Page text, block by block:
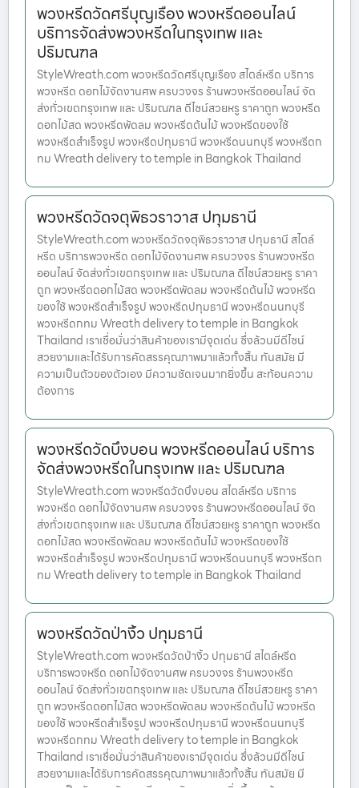
พวงหรีดวัดศรีบุญเรือง พวงหรีดออนไลน์
บริการจัดส่งพวงหรีดในกรุงเทพ และ
ปริมณฑล
StyleWreath.com พวงหรีดวัดศรีบุญเรือง สไตล์หรีด บริการ
พวงหรีด ดอกไม้จัดงานศพ ครบวงจร ร้านพวงหรีดออนไลน์ จัด
ส่งทั่วเขตกรุงเทพ และ ปริมณฑล ดีไซน์สวยหรู ราคาถูก พวงหรีด
ดอกไม้สด พวงหรีดพัดลม พวงหรีดต้นไม้ พวงหรีดของใช้
พวงหรีดสำเร็จรูป พวงหรีดปทุมธานี พวงหรีดนนทบุรี พวงหรีดก
ทม Wreath delivery to temple in Bangkok Thailand
พวงหรีดวัดจตุพิธวราวาส ปทุมธานี
StyleWreath.com พวงหรีดวัดจตุพิธวราวาส ปทุมธานี สไตล์
หรีด บริการพวงหรีด ดอกไม้จัดงานศพ ครบวงจร ร้านพวงหรีด
ออนไลน์ จัดส่งทั่วเขตกรุงเทพ และ ปริมณฑล ดีไซน์สวยหรู ราคา
ถูก พวงหรีดดอกไม้สด พวงหรีดพัดลม พวงหรีดต้นไม้ พวงหรีด
ของใช้ พวงหรีดสำเร็จรูป พวงหรีดปทุมธานี พวงหรีดนนทบุรี
พวงหรีดกทม Wreath delivery to temple in Bangkok
Thailand เราเชื่อมั่นว่าสินค้าของเรามีจุดเด่น ซึ่งล้วนมีดีไซน์
สวยงามและได้รับการคัดสรรคุณภาพมาแล้วทั้งสิ้น ทันสมัย มี
ความเป็นตัวของตัวเอง มีความชัดเจนมากยิ่งขึ้น สะท้อนความ
ต้องการ
พวงหรีดวัดบึงบอน พวงหรีดออนไลน์ บริการ
จัดส่งพวงหรีดในกรุงเทพ และ ปริมณฑล
StyleWreath.com พวงหรีดวัดบึงบอน สไตล์หรีด บริการ
พวงหรีด ดอกไม้จัดงานศพ ครบวงจร ร้านพวงหรีดออนไลน์ จัด
ส่งทั่วเขตกรุงเทพ และ ปริมณฑล ดีไซน์สวยหรู ราคาถูก พวงหรีด
ดอกไม้สด พวงหรีดพัดลม พวงหรีดต้นไม้ พวงหรีดของใช้
พวงหรีดสำเร็จรูป พวงหรีดปทุมธานี พวงหรีดนนทบุรี พวงหรีดก
ทม Wreath delivery to temple in Bangkok Thailand
พวงหรีดวัดป่างิ้ว ปทุมธานี
StyleWreath.com พวงหรีดวัดป่างิ้ว ปทุมธานี สไตล์หรีด
บริการพวงหรีด ดอกไม้จัดงานศพ ครบวงจร ร้านพวงหรีด
ออนไลน์ จัดส่งทั่วเขตกรุงเทพ และ ปริมณฑล ดีไซน์สวยหรู ราคา
ถูก พวงหรีดดอกไม้สด พวงหรีดพัดลม พวงหรีดต้นไม้ พวงหรีด
ของใช้ พวงหรีดสำเร็จรูป พวงหรีดปทุมธานี พวงหรีดนนทบุรี
พวงหรีดกทม Wreath delivery to temple in Bangkok
Thailand เราเชื่อมั่นว่าสินค้าของเรามีจุดเด่น ซึ่งล้วนมีดีไซน์
สวยงามและได้รับการคัดสรรคุณภาพมาแล้วทั้งสิ้น ทันสมัย มี